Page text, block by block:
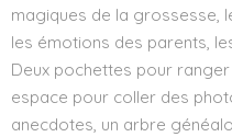
magiques de la grossesse,
les émotions des parents,
Deux pochettes pour
espace pour coller des
anecdotes, un arbre